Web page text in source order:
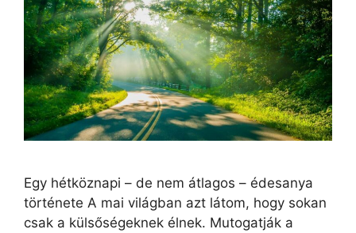
Egy hétköznapi – de nem átlagos – édesanya
története A mai világban azt látom, hogy sokan
csak a külsőségeknek élnek. Mutogatják a